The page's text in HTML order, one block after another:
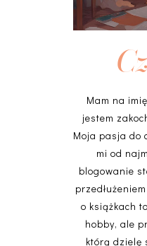
Mam na
jestem
Moja pasja do
mi od
blogowanie
o książkach
hobby, ale
którą dzielę